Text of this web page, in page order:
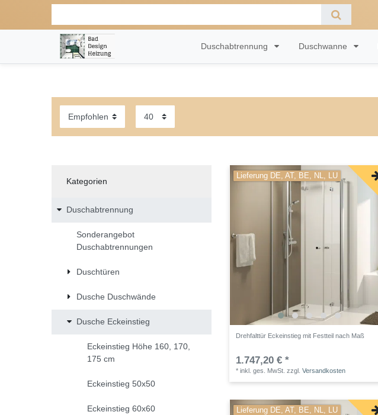
Duschabtrennung Duschwanne
Kategorien
Duschabtrennung
Sonderangebot
Duschabtrennungen
Duschtüren
Dusche Duschwände
Dusche Eckeinstieg
Eckeinstieg Höhe 160, 170,
175 cm
Eckeinstieg 50x50
Eckeinstieg 60x60
Lieferung DE, AT, BE, NL, LU
Drehfalttür Eckeinstieg mit Festteil nach Maß
1.747,20 € *
*inkl. ges. MwSt. zzgl.Versandkosten
Lieferung DE, AT, BE, NL, LU